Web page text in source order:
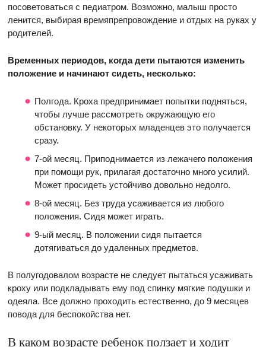
посоветоваться с педиатром. Возможно, малыш просто
ленится, выбирая времяпрепровождение и отдых на руках у
родителей.
Временных периодов, когда дети пытаются изменить
положение и начинают сидеть, несколько:
Полгода. Кроха предпринимает попытки подняться,
чтобы лучше рассмотреть окружающую его
обстановку. У некоторых младенцев это получается
сразу.
7-ой месяц. Приподнимается из лежачего положения
при помощи рук, прилагая достаточно много усилий.
Может просидеть устойчиво довольно недолго.
8-ой месяц. Без труда усаживается из любого
положения. Сидя может играть.
9-ый месяц. В положении сидя пытается
дотягиваться до удаленных предметов.
В полугодовалом возрасте не следует пытаться усаживать
кроху или подкладывать ему под спинку мягкие подушки и
одеяла. Все должно проходить естественно, до 9 месяцев
повода для беспокойства нет.
В каком возрасте ребенок ползает и ходит